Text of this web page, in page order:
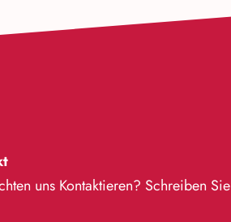
uns Kontaktieren? Schreiben Sie